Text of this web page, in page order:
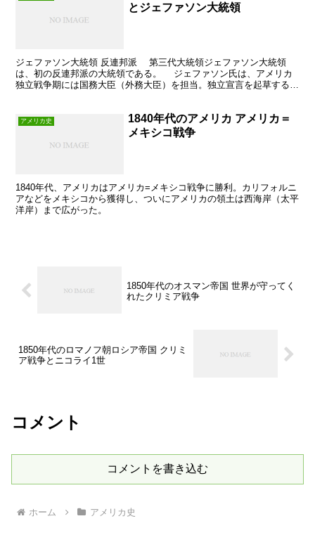
とジェファソン大統領
ジェファソン大統領 反連邦派 第三代大統領ジェファソン大統領
は、初の反連邦派の大統領である。 ジェファソン氏は、アメリカ
独立戦争期には国務大臣（外務大臣）を担当。独立宣言を起草すると
アメリカ史
1840年代のアメリカ アメリカ＝
メキシコ戦争
1840年代、アメリカはアメリカ=メキシコ戦争に勝利。カリフォルニ
アなどをメキシコから獲得し、ついにアメリカの領土は西海岸（太平
洋岸）まで広がった。
1850年代のオスマン帝国 世界が守ってく
れたクリミア戦争
1850年代のロマノフ朝ロシア帝国 クリミ
ア戦争とニコライ1世
コメント
コメントを書き込む
ホーム アメリカ史